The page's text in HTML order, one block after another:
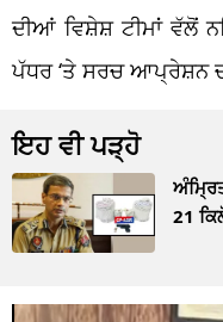
ਦੀਆਂ ਵਿਸ਼ੇਸ਼ ਟੀਮਾਂ ਵੱਲੋਂ
ਪੱਧਰ ‘ਤੇ ਸਰਚ ਆਪ੍ਰੇਸ਼ਨ
ਇਹ ਵੀ ਪੜ੍ਹੋ
21